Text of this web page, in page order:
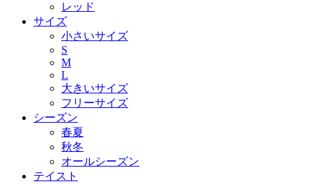
レッド
サイズ
小さいサイズ
S
M
L
大きいサイズ
フリーサイズ
シーズン
春夏
秋冬
オールシーズン
テイスト